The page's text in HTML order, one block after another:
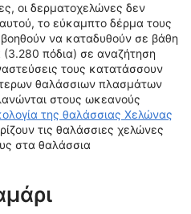
οι δερματοχελώνες δεν
το εύκαμπτο δέρμα τους
βοηθούν να καταδυθούν σε βάθη
πόδια) σε αναζήτηση
τους κατατάσσουν
θαλάσσιων πλασμάτων
στους ωκεανούς
της θαλάσσιας Χελώνας
τις θαλάσσιες χελώνες
στα θαλάσσια